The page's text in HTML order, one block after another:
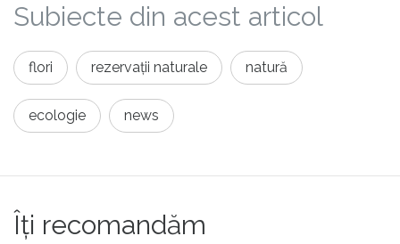
Subiecte din acest articol
flori rezervații naturale natură
ecologie news
Îți recomandăm